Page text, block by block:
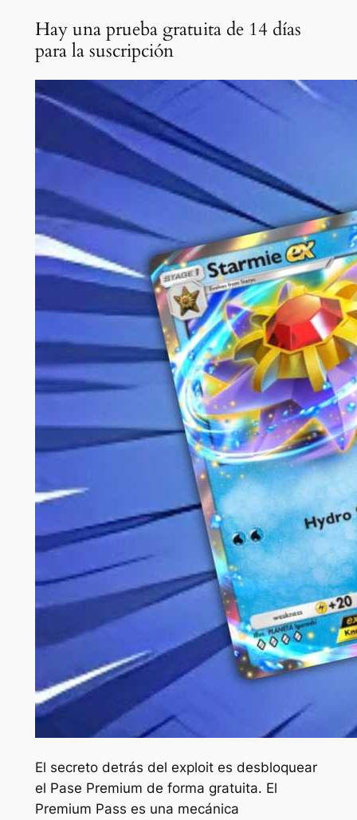
Hay una prueba gratuita de 14 días
para la suscripción
El secreto detrás del exploit es desbloquear
el Pase Premium de forma gratuita. El
Premium Pass es una mecánica